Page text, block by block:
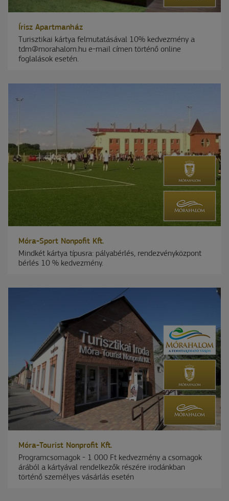
Írisz Apartmanház
Turisztikai kártya felmutatásával 10% kedvezmény a
tdm@morahalom.hu e-mail címen történő online
foglalások esetén.
Móra-Sport Nonpofit Kft.
Mindkét kártya típusra: pályabérlés, rendezvényközpont
bérlés 10 % kedvezmény.
Móra-Tourist Nonprofit Kft.
Programcsomagok - 1 000 Ft kedvezmény a csomagok
árából a kártyával rendelkezők részére irodánkban
történő személyes vásárlás esetén